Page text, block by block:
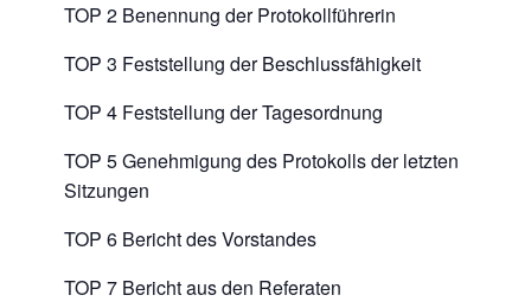
TOP 2 Benennung der Protokollführerin
TOP 3 Feststellung der Beschlussfähigkeit
TOP 4 Feststellung der Tagesordnung
TOP 5 Genehmigung des Protokolls der letzten
Sitzungen
TOP 6 Bericht des Vorstandes
TOP 7 Bericht aus den Referaten